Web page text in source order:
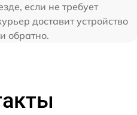
если не требует
доставит устройство
обратно.